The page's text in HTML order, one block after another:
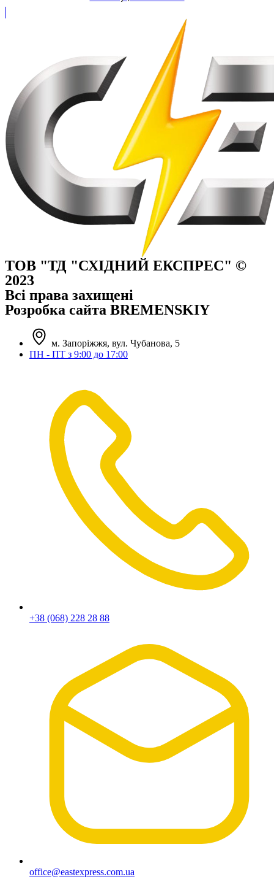
ТОВ "ТД "СХІДНИЙ ЕКСПРЕС" ©
2023
Всі права захищені
Розробка сайта BREMENSKIY
м. Запоріжжя, вул. Чубанова, 5
ПН - ПТ з 9:00 до 17:00
+38 (068) 228 28 88
office@eastexpress.com.ua